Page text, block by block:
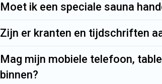
Moet ik een speciale sauna
Zijn er kranten en tijdschriften
Mag mijn mobiele telefoon,
binnen?